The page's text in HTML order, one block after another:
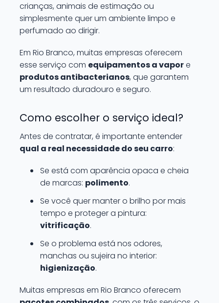
crianças, animais de estimação ou
simplesmente quer um ambiente limpo e
perfumado ao dirigir.
Em Rio Branco, muitas empresas oferecem
esse serviço com equipamentos a vapore
produtos antibacterianos, que garantem
um resultado duradouro e seguro.
Como escolher o serviço ideal?
Antes de contratar, é importante entender
qual a real necessidade do seu carro:
Se está com aparência opaca e cheia
de marcas: polimento.
Se você quer manter o brilho por mais
tempo e proteger a pintura:
vitrificação.
Se o problema está nos odores,
manchas ou sujeira no interior:
higienização.
Muitas empresas em Rio Branco oferecem